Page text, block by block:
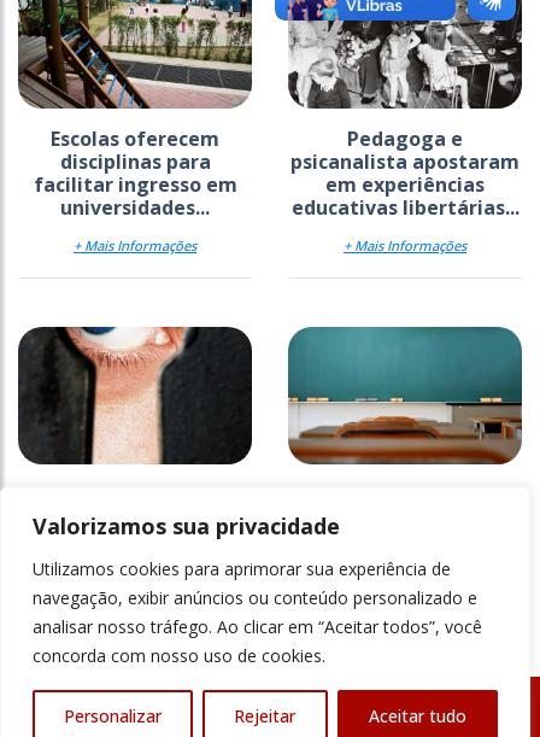
Valorizamos sua privacidade
Utilizamos cookies para aprimorar sua experiência de
navegação, exibir anúncios ou conteúdo personalizado e
analisar nosso tráfego. Ao clicar em “Aceitar todos”, você
concorda com nosso uso de cookies.
Personalizar Rejeitar Aceitar tudo
Escolas oferecem
disciplinas para
facilitar ingresso em
universidades...
+ Mais Informações
Pedagoga e
psicanalista apostaram
em experiências
educativas libertárias...
+ Mais Informações
de influência do inglês?
+ Mais Informações + Mais Informações